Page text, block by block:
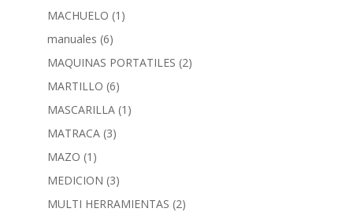
MACHUELO (1)
manuales (6)
MAQUINAS PORTATILES (2)
MARTILLO (6)
MASCARILLA (1)
MATRACA (3)
MAZO (1)
MEDICION (3)
MULTI HERRAMIENTAS (2)